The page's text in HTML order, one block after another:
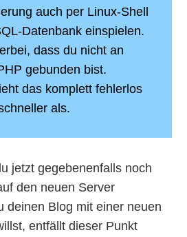
auch per Linux-Shell
Datenbank einspielen.
dass du nicht an
gebunden bist.
das komplett fehlerlos
als.
jetzt gegebenenfalls noch
den neuen Server
deinen Blog mit einer neuen
entfällt dieser Punkt